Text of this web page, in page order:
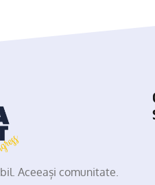
Aceeași comunitate.